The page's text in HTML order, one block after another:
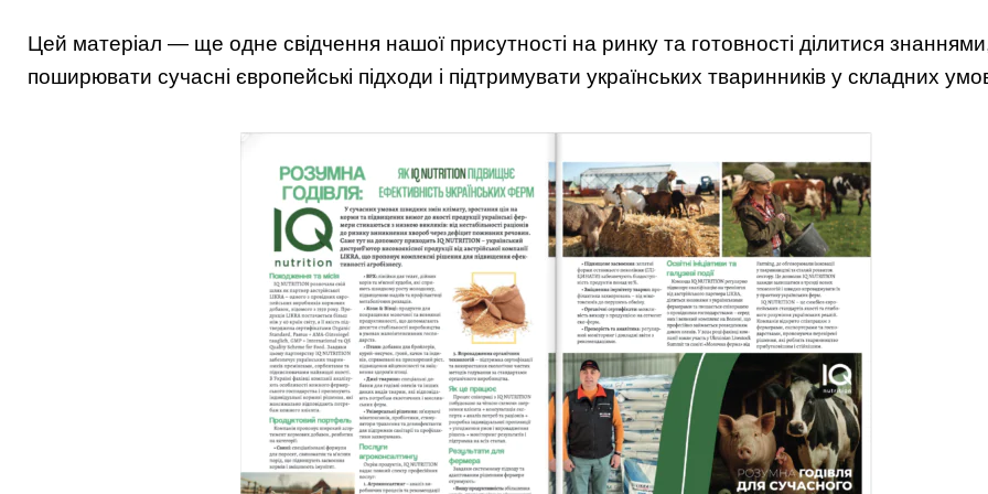
Цей матеріал — ще одне свідчення нашої присутності на ринку та готовності ділитися
поширювати сучасні європейські підходи і підтримувати українських тваринників у складних